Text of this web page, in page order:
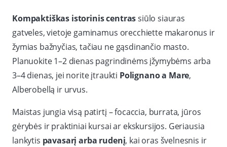
Kompaktiškas istorinis centrassiūlo siauras
gatveles, vietoje gaminamus orecchiette makaronus ir
žymias bažnyčias, tačiau ne gąsdinančio masto.
Planuokite 1–2 dienas pagrindinėms įžymybėms arba
3–4 dienas, jei norite įtraukti Polignano a Mare,
Alberobellą ir urvus.
Maistas jungia visą patirtį – focaccia, burrata, jūros
gėrybės ir praktiniai kursai ar ekskursijos. Geriausia
lankytis pavasarį arba rudenį, kai oras švelnesnis ir